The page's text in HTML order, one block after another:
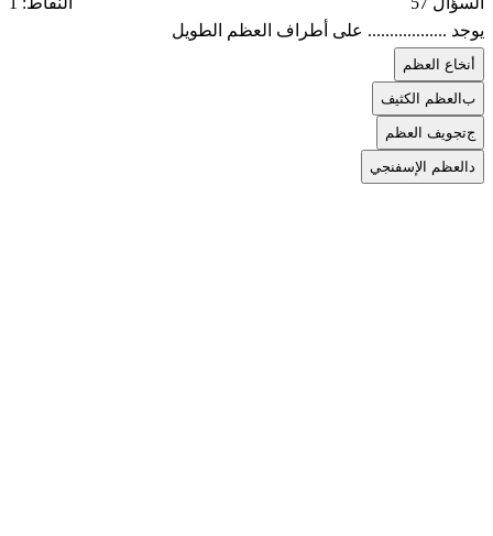
يوجد .................. على أطراف العظم الطويل
نخاع العظم
بالعظم الكثيف
جتجويف العظم
العظم الإسفنجي